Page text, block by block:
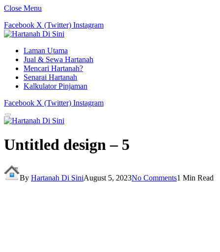
Close Menu
Facebook X (Twitter) Instagram
Laman Utama
Jual & Sewa Hartanah
Mencari Hartanah?
Senarai Hartanah
Kalkulator Pinjaman
Facebook X (Twitter) Instagram
Untitled design – 5
By Hartanah Di SiniAugust 5, 2023No Comments1 Min Read